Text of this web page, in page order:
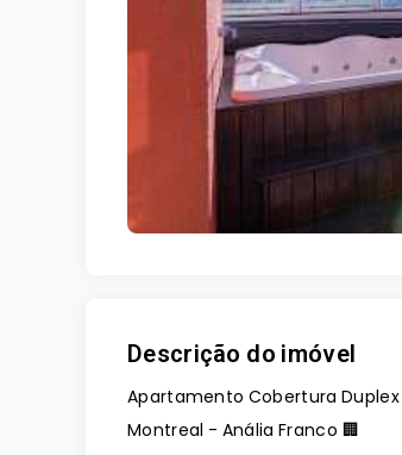
Descrição do imóvel
Apartamento Cobertura Duplex
Montreal - Anália Franco 🏢